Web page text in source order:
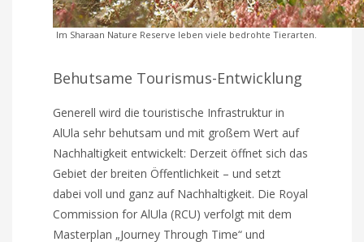
Im Sharaan Nature Reserve leben viele bedrohte Tierarten.
Behutsame Tourismus-Entwicklung
Generell wird die touristische Infrastruktur in
AlUla sehr behutsam und mit großem Wert auf
Nachhaltigkeit entwickelt: Derzeit öffnet sich das
Gebiet der breiten Öffentlichkeit – und setzt
dabei voll und ganz auf Nachhaltigkeit. Die Royal
Commission for AlUla (RCU) verfolgt mit dem
Masterplan „Journey Through Time“ und